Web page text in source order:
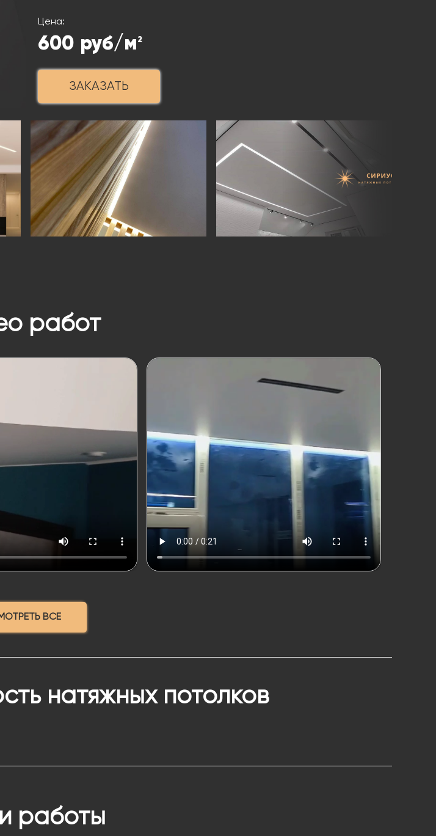
Цена:
600 руб/м2
ЗАКАЗАТЬ
работ
ВСЕ
натяжных потолков
работы